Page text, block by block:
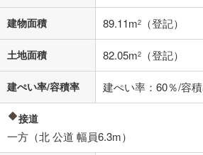
0円
年2回払いを想定しています。毎月の
ナス時の増額分（1回分）を入力してく
月々の返済額 171,066 円/月
「金利」については、ご利用を予定されている
上、ご自身での入力をお願いいたします。初
建物面積 89.11m2 （登記）
土地面積 82.05m2 （登記）
建ぺい率/容積率 建ぺい率：60％/容
接道
一方（北 公道 幅員6.3m）